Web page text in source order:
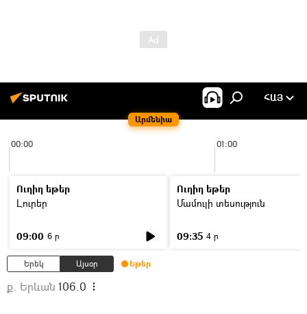
Արմենիա
ՀԱՅ
00:00 01:00
Ուղիղ եթեր
Լուրեր
09:00 6 ր
Ուղիղ եթեր
Մամուլի տեսություն
09:35 4 ր
Երեկ Այսօր Եթեր
ք. Երևան 106.0